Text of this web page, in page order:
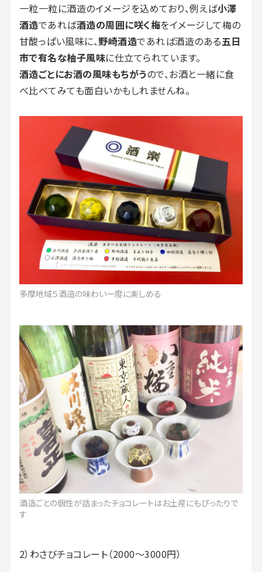
一粒一粒に酒造のイメージを込めており、例えば小澤
酒造であれば酒造の周囲に咲く梅をイメージして梅の
甘酸っぱい風味に、野崎酒造であれば酒造のある五日
市で有名な柚子風味に仕立てられています。
酒造ごとにお酒の風味もちがうので、お酒と一緒に食
べ比べてみても面白いかもしれませんね。
多摩地域５酒造の味わい一度に楽しめる
酒造ごとの個性が詰まったチョコレートはお土産にもぴったりで
す
2）わさびチョコレート（2000～3000円）